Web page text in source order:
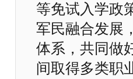
等免试入学政
军民融合发展
体系，共同做
间取得多类职